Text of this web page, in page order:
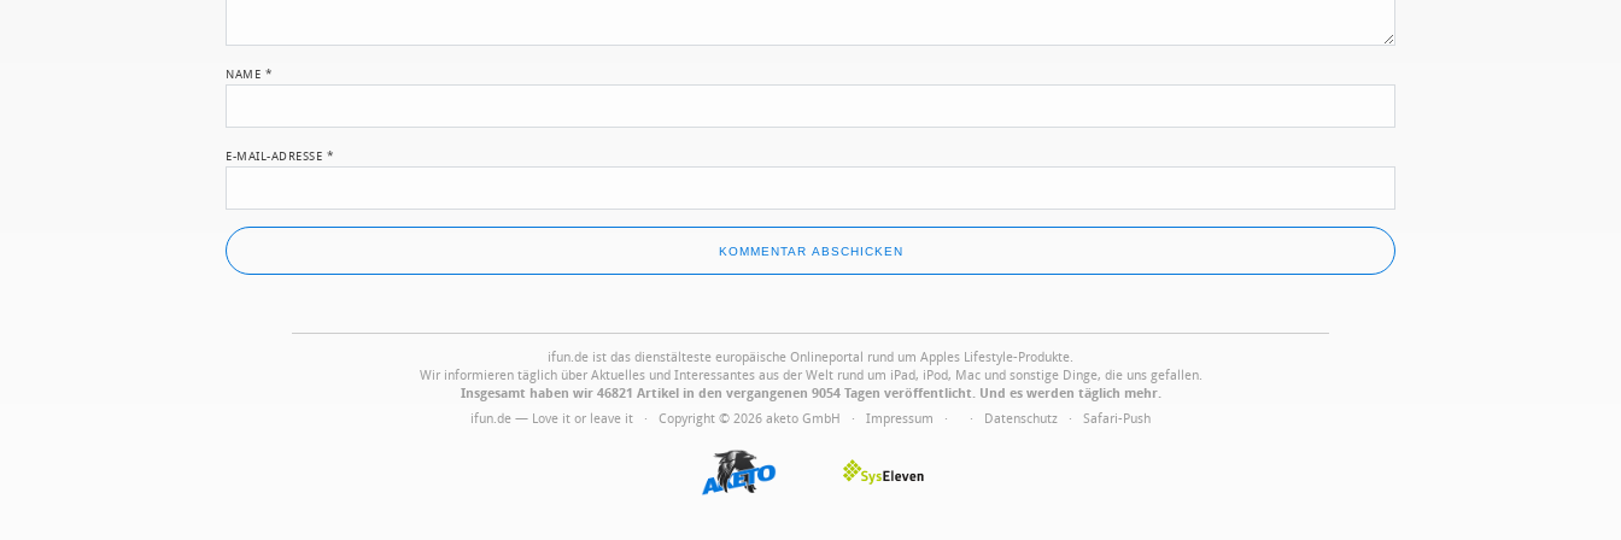
NAME *
E-MAIL-ADRESSE *
ifun.de ist das dienstälteste europäische Onlineportal rund um Apples Lifestyle-Produkte.
Wir informieren täglich über Aktuelles und Interessantes aus der Welt rund um iPad, iPod, Mac und sonstige Dinge, die uns gefallen.
Insgesamt haben wir 46821 Artikel in den vergangenen 9054 Tagen veröffentlicht. Und es werden täglich mehr.
ifun.de — Love it or leave it · Copyright © 2026 aketo GmbH · Impressum · · Datenschutz · Safari-Push